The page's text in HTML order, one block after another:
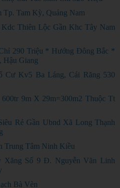
Tp. Tam Kỳ, Quảng Nam
Thiên Lộc Gần Khc Tây Nam
290 Triệu * Hướng Đông Bắc *
Hậu Giang
Cư Kv5 Ba Láng, Cái Răng 530
9m X 29m=300m2 Thuộc Tt
Rẻ Gần Ubnd Xã Long Thạnh
Trung Tâm Ninh Kiều
Xăng Số 9 Đ. Nguyễn Văn Linh
Bà Vèn